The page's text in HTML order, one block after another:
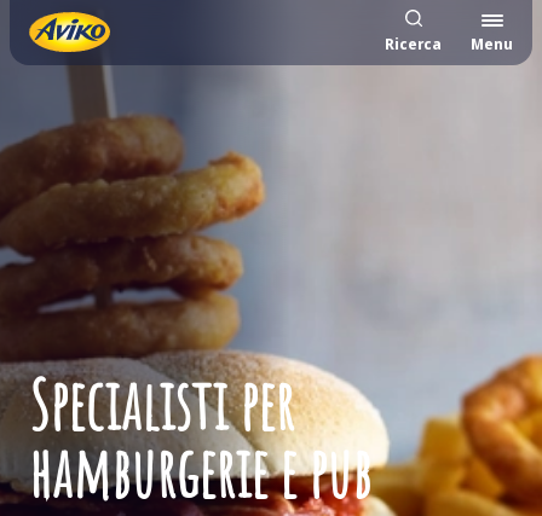
Ricerca Menu
Specialisti per
hamburgerie e pub